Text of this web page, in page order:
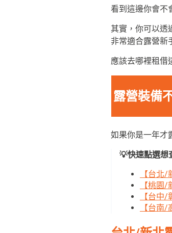
看到這邊你會不
其實，你可以透
非常適合露營新
應該去哪裡租借
露營裝備
如果你是一年才
💡快速點選想
【台北
【桃園
【台中
【台南